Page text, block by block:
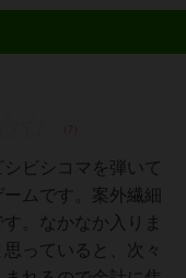
ビシコマを弾いて
ムです。案外繊細
。なかなか入りま
っていると、次々